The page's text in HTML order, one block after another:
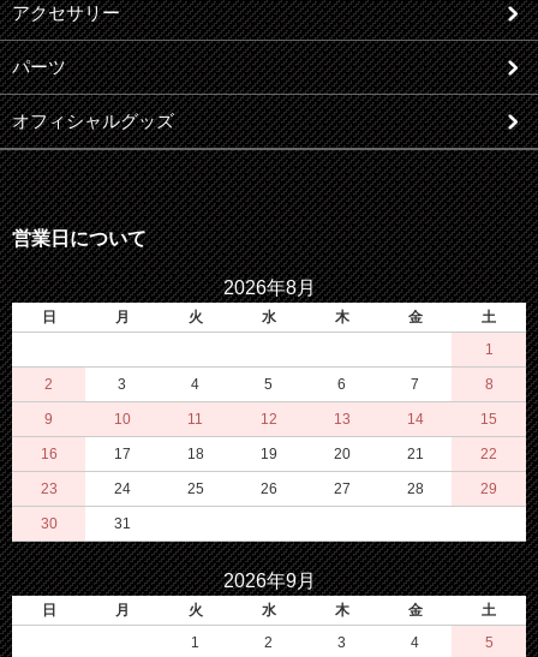
アクセサリー
パーツ
オフィシャルグッズ
営業日について
2026年8月
日 月 火 水 木 金
土
1
2 3 4 5 6 7 8
9 10 11 12 13 14 15
16 17 18 19 20 21 22
23 24 25 26 27 28 29
30 31
2026年9月
日 月 火 水 木 金
土
1
2 3 4 5